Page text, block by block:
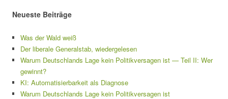
Neueste Beiträge
Was der Wald weiß
Der liberale Generalstab, wiedergelesen
Warum Deutschlands Lage kein Politikversagen ist — Teil II: Wer
gewinnt?
KI: Automatisierbarkeit als Diagnose
Warum Deutschlands Lage kein Politikversagen ist